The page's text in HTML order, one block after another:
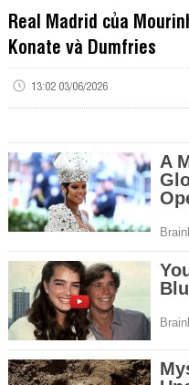
Real Madrid của
Konate và Dumfries
13:02 03/06/2026